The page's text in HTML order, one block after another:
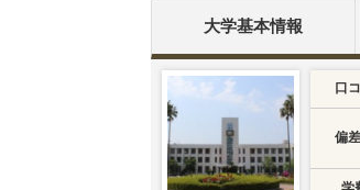
大学基本情報
口
偏